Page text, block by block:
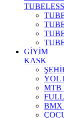
GİYİM
KASK
YOL
MTB
BMX